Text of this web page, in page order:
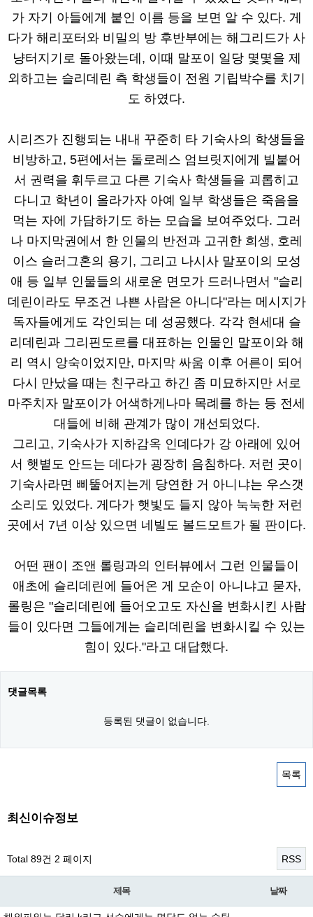
가 자기 아들에게 붙인 이름 등을 보면 알 수 있다. 게
다가 해리포터와 비밀의 방 후반부에는 해그리드가 사
냥터지기로 돌아왔는데, 이때 말포이 일당 몇몇을 제
외하고는 슬리데린 측 학생들이 전원 기립박수를 치기
도 하였다.
시리즈가 진행되는 내내 꾸준히 타 기숙사의 학생들을
비방하고, 5편에서는 돌로레스 엄브릿지에게 빌붙어
서 권력을 휘두르고 다른 기숙사 학생들을 괴롭히고
다니고 학년이 올라가자 아예 일부 학생들은 죽음을
먹는 자에 가담하기도 하는 모습을 보여주었다. 그러
나 마지막권에서 한 인물의 반전과 고귀한 희생, 호레
이스 슬러그혼의 용기, 그리고 나시사 말포이의 모성
애 등 일부 인물들의 새로운 면모가 드러나면서 "슬리
데린이라도 무조건 나쁜 사람은 아니다"라는 메시지가
독자들에게도 각인되는 데 성공했다. 각각 현세대 슬
리데린과 그리핀도르를 대표하는 인물인 말포이와 해
리 역시 앙숙이었지만, 마지막 싸움 이후 어른이 되어
다시 만났을 때는 친구라고 하긴 좀 미묘하지만 서로
마주치자 말포이가 어색하게나마 목례를 하는 등 전세
대들에 비해 관계가 많이 개선되었다.
그리고, 기숙사가 지하감옥 인데다가 강 아래에 있어
서 햇볕도 안드는 데다가 굉장히 음침하다. 저런 곳이
기숙사라면 삐뚤어지는게 당연한 거 아니냐는 우스갯
소리도 있었다. 게다가 햇빛도 들지 않아 눅눅한 저런
곳에서 7년 이상 있으면 네빌도 볼드모트가 될 판이다.
어떤 팬이 조앤 롤링과의 인터뷰에서 그런 인물들이
애초에 슬리데린에 들어온 게 모순이 아니냐고 묻자,
롤링은 "슬리데린에 들어오고도 자신을 변화시킨 사람
들이 있다면 그들에게는 슬리데린을 변화시킬 수 있는
힘이 있다."라고 대답했다.
댓글목록
등록된 댓글이 없습니다.
목록
최신이슈정보
Total 89건 2 페이지 RSS
제목 날짜